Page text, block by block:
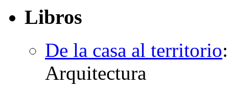
Libros
De la casa al territorio
Arquitectura